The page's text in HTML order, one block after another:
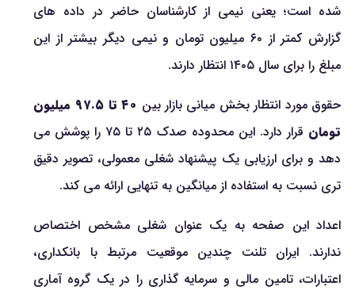
شده است؛ یعنی نیمی از کارشناسان حاضر در داده های
گزارش کمتر از ۶۰ میلیون تومان و نیمی دیگر بیشتر از این
مبلغ را برای سال ۱۴۰۵ انتظار دارند.
حقوق مورد انتظار بخش میانی بازار بین
۴۰ تا ۹۷.۵ میلیون
تومان
قرار دارد. این محدوده صدک ۲۵ تا ۷۵ را پوشش می
دهد و برای ارزیابی یک پیشنهاد شغلی معمولی، تصویر دقیق
تری نسبت به استفاده از میانگین به تنهایی ارائه می کند.
اعداد این صفحه به یک عنوان شغلی مشخص اختصاص
ندارند. ایران تلنت چندین موقعیت مرتبط با بانکداری،
اعتبارات، تامین مالی و سرمایه گذاری را در یک گروه آماری